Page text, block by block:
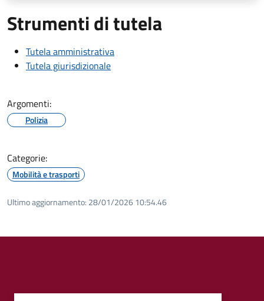
Strumenti di tutela
Tutela amministrativa
Tutela giurisdizionale
Argomenti:
Polizia
Categorie:
Mobilità e trasporti
Ultimo aggiornamento: 28/01/2026 10:54.46